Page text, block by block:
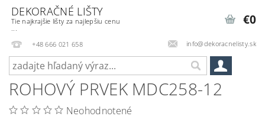
DEKORAČNÉ LIŠTY
Tie najkrajšie lišty za najlepšiu cenu
...
+48 666 021 658
info@dekoracnelisty.sk
€0
ROHOVÝ PRVEK MDC258-12
Neohodnotené